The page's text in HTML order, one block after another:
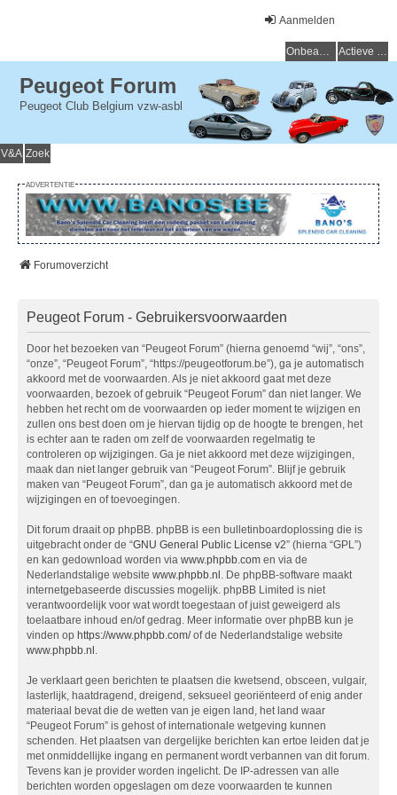
Aanmelden
Onbeantwoorde onderwerpen Actieve onderwerpen
Peugeot Forum
Peugeot Club Belgium vzw-asbl
V&A Zoek
ADVERTENTIE
Forumoverzicht
Peugeot Forum - Gebruikersvoorwaarden
Door het bezoeken van “Peugeot Forum” (hierna genoemd “wij”, “ons”,
“onze”, “Peugeot Forum”, “https://peugeotforum.be”), ga je automatisch
akkoord met de voorwaarden. Als je niet akkoord gaat met deze
voorwaarden, bezoek of gebruik “Peugeot Forum” dan niet langer. We
hebben het recht om de voorwaarden op ieder moment te wijzigen en
zullen ons best doen om je hiervan tijdig op de hoogte te brengen, het
is echter aan te raden om zelf de voorwaarden regelmatig te
controleren op wijzigingen. Ga je niet akkoord met deze wijzigingen,
maak dan niet langer gebruik van “Peugeot Forum”. Blijf je gebruik
maken van “Peugeot Forum”, dan ga je automatisch akkoord met de
wijzigingen en of toevoegingen.
Dit forum draait op phpBB. phpBB is een bulletinboardoplossing die is
uitgebracht onder de “GNU General Public License v2” (hierna “GPL”)
en kan gedownload worden via www.phpbb.com en via de
Nederlandstalige website www.phpbb.nl . De phpBB-software maakt
internetgebaseerde discussies mogelijk. phpBB Limited is niet
verantwoordelijk voor wat wordt toegestaan of juist geweigerd als
toelaatbare inhoud en/of gedrag. Meer informatie over phpBB kun je
vinden op https://www.phpbb.com/of de Nederlandstalige website
www.phpbb.nl .
Je verklaart geen berichten te plaatsen die kwetsend, obsceen, vulgair,
lasterlijk, haatdragend, dreigend, seksueel georiënteerd of enig ander
materiaal bevat die de wetten van je eigen land, het land waar
“Peugeot Forum” is gehost of internationale wetgeving kunnen
schenden. Het plaatsen van dergelijke berichten kan ertoe leiden dat je
met onmiddellijke ingang en permanent wordt verbannen van dit forum.
Tevens kan je provider worden ingelicht. De IP-adressen van alle
berichten worden opgeslagen om deze voorwaarden te kunnen